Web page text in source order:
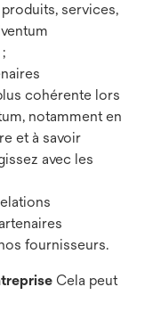
services,
cohérente lors
notamment en
et à savoir
avec les
fournisseurs.
Cela peut